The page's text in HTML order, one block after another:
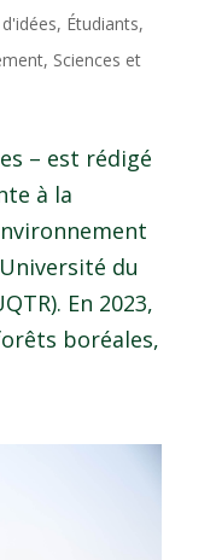
, Étudiants,
, Sciences et
– est rédigé
à la
du
En 2023,
boréales,